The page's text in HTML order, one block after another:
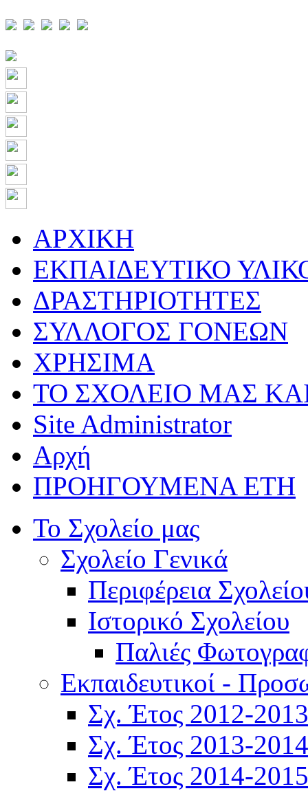
ΑΡΧΙΚΗ
ΕΚΠΑΙΔΕΥΤΙΚΟ
ΔΡΑΣΤΗΡΙΟΤΗΤΕΣ
ΣΥΛΛΟΓΟΣ ΓΟΝΕΩΝ
ΧΡΗΣΙΜΑ
ΤΟ ΣΧΟΛΕΙΟ ΜΑΣ
Site Administrator
Αρχή
ΠΡΟΗΓΟΥΜΕΝΑ ΕΤΗ
Το Σχολείο μας
Σχολείο Γενικά
Περιφέρεια
Ιστορικό Σχολείου
Παλιές
Εκπαιδευτικοί -
Σχ. Έτος 2012-2013
Σχ. Έτος 2013-2014
Σχ. Έτος 2014-2015